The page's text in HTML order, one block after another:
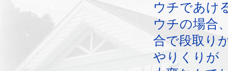
ウチであけ
ウチの場合
合で段取り
やりくりが